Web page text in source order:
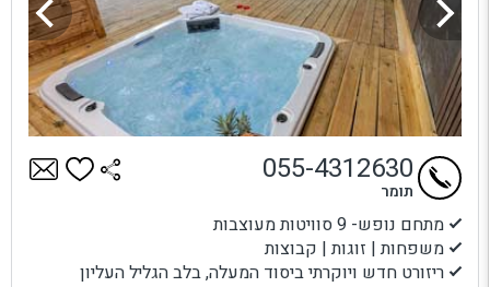
מתחם נופש- 9 סוויטות מעוצבות
משפחות | זוגות | קבוצות
ריזורט חדש ויוקרתי ביסוד המעלה, בלב הגליל העליון
055-4312630
תומר